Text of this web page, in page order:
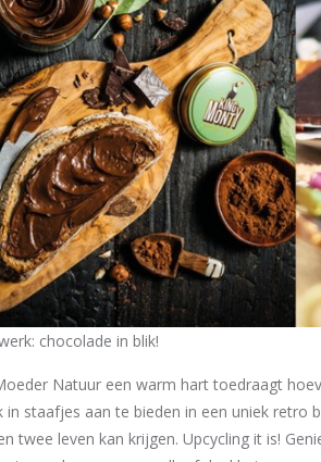
chocolade in blik!
Natuur een warm hart toedraagt
in staafjes aan te bieden in een uniek retro
twee leven kan krijgen. Upcycling it is!